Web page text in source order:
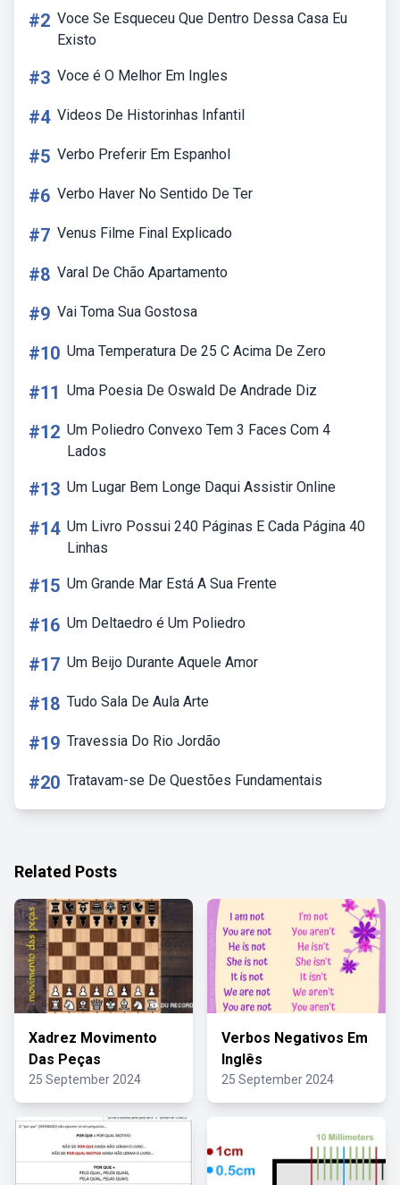
#2 Voce Se Esqueceu Que Dentro Dessa Casa Eu
Existo
#3 Voce é O Melhor Em Ingles
#4 Videos De Historinhas Infantil
#5 Verbo Preferir Em Espanhol
#6 Verbo Haver No Sentido De Ter
#7 Venus Filme Final Explicado
#8 Varal De Chão Apartamento
#9 Vai Toma Sua Gostosa
#10 Uma Temperatura De 25 C Acima De Zero
#11 Uma Poesia De Oswald De Andrade Diz
#12 Um Poliedro Convexo Tem 3 Faces Com 4
Lados
#13 Um Lugar Bem Longe Daqui Assistir Online
#14 Um Livro Possui 240 Páginas E Cada Página 40
Linhas
#15 Um Grande Mar Está A Sua Frente
#16 Um Deltaedro é Um Poliedro
#17 Um Beijo Durante Aquele Amor
#18 Tudo Sala De Aula Arte
#19 Travessia Do Rio Jordão
#20 Tratavam-se De Questões Fundamentais
Related Posts
Xadrez Movimento
Das Peças
25 September 2024
Verbos Negativos Em
Inglês
25 September 2024